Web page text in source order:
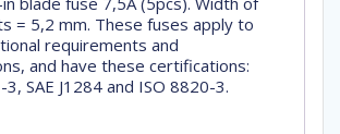
= 5,2 mm. These fuses apply to
requirements and
and have these certifications:
SAE J1284 and ISO 8820-3.